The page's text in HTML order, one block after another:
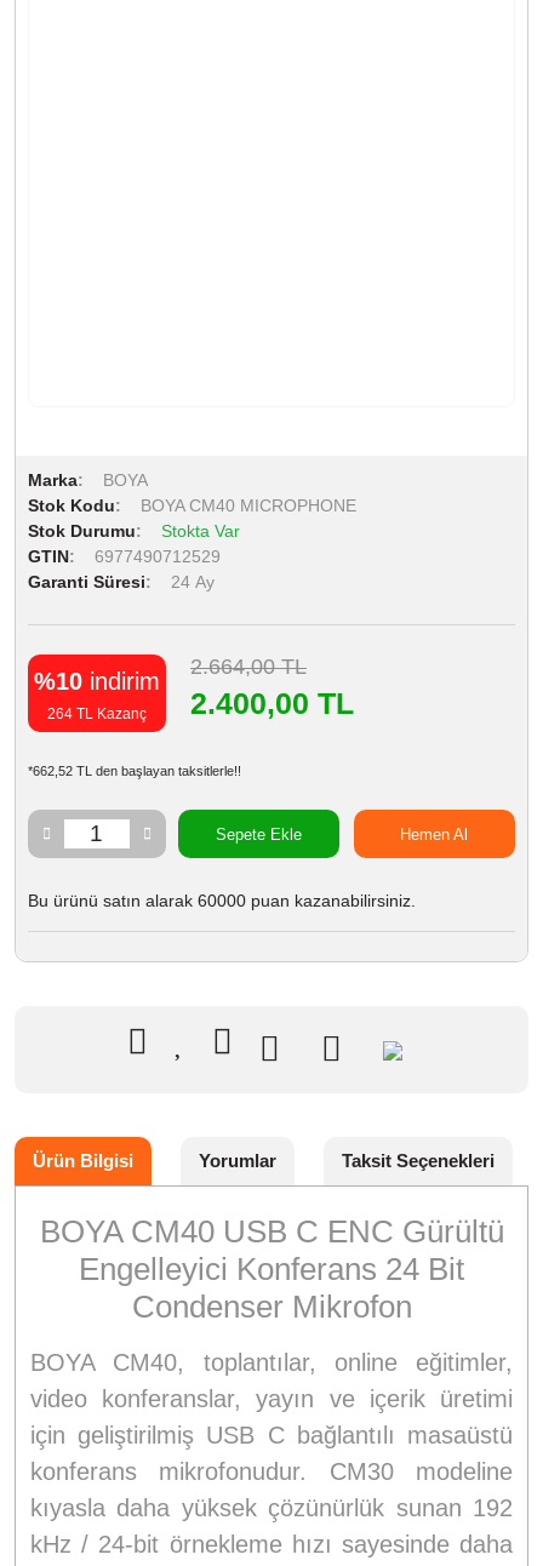
Marka
BOYA
Stok Kodu
BOYA CM40 MICROPHONE
Stok Durumu
Stokta Var
GTIN
6977490712529
Garanti Süresi
24 Ay
%10 indirim
264 TL Kazanç
2.664,00 TL
2.400,00 TL
*662,52 TL den başlayan taksitlerle!!
Sepete Ekle Hemen Al
Bu ürünü satın alarak 60000 puan kazanabilirsiniz.
Ürün Bilgisi Yorumlar Taksit Seçenekleri
BOYA CM40 USB C ENC Gürültü
Engelleyici Konferans 24 Bit
Condenser Mikrofon
BOYA CM40, toplantılar, online eğitimler,
video konferanslar, yayın ve içerik üretimi
için geliştirilmiş USB C bağlantılı masaüstü
konferans mikrofonudur. CM30 modeline
kıyasla daha yüksek çözünürlük sunan 192
kHz / 24-bit örnekleme hızı sayesinde daha